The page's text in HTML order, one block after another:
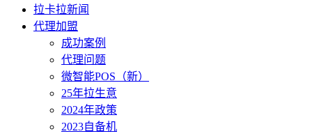
拉卡拉新闻
代理加盟
成功案例
代理问题
微智能POS（新）
25年拉生意
2024年政策
2023自备机